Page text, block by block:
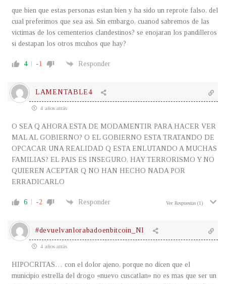
que bien que estas personas estan bien y ha sido un reprote falso, del
cual preferimos que sea asi. Sin embargo, cuanod sabremos de las
victimas de los cementerios clandestinos? se enojaran los pandilleros
si destapan los otros mcuhos que hay?
4 -1 Responder
LAMENTABLE4
4 años atrás
O SEA Q AHORA ESTA DE MODAMENTIR PARA HACER VER
MAL AL GOBIERNO? O EL GOBIERNO ESTA TRATANDO DE
OPCACAR UNA REALIDAD Q ESTA ENLUTANDO A MUCHAS
FAMILIAS? EL PAIS ES INSEGURO, HAY TERRORISMO Y NO
QUIEREN ACEPTAR Q NO HAN HECHO NADA POR
ERRADICARLO
6 -2 Responder Ver Respuestas (1)
#devuelvanlorabadoenbitcoin_NI
4 años atrás
HIPOCRITAS… con el dolor ajeno, porque no dicen que el
municipio estrella del drogo «nuevo cuscatlan» no es mas que ser un